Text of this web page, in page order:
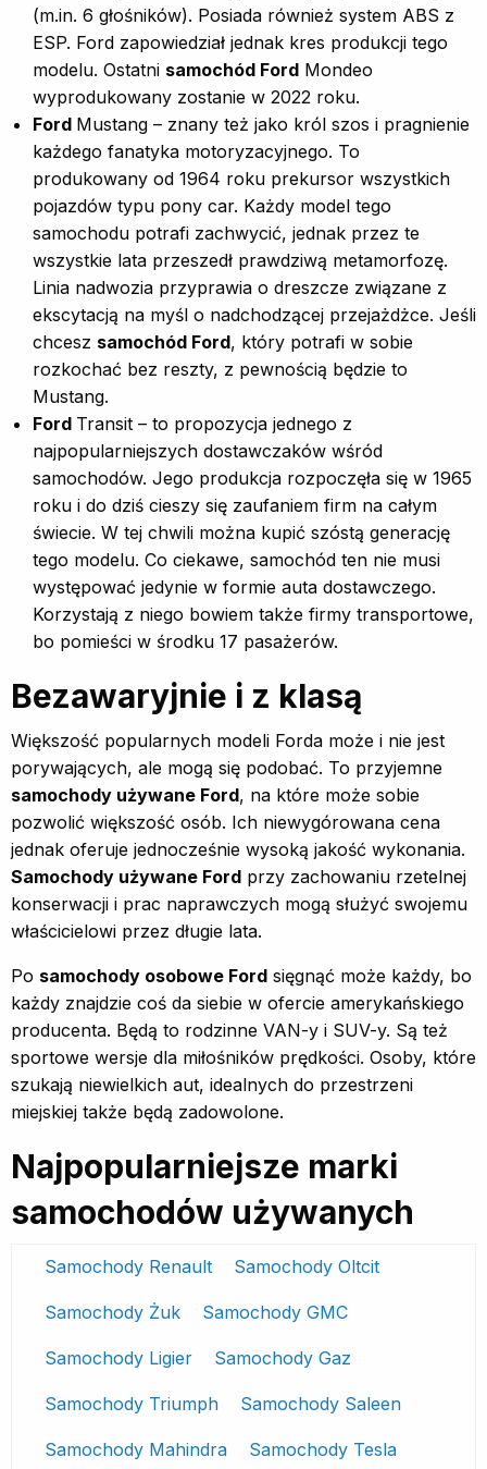
(m.in. 6 głośników). Posiada również system ABS z
ESP. Ford zapowiedział jednak kres produkcji tego
modelu. Ostatni samochód Ford Mondeo
wyprodukowany zostanie w 2022 roku.
Ford Mustang – znany też jako król szos i pragnienie
każdego fanatyka motoryzacyjnego. To
produkowany od 1964 roku prekursor wszystkich
pojazdów typu pony car. Każdy model tego
samochodu potrafi zachwycić, jednak przez te
wszystkie lata przeszedł prawdziwą metamorfozę.
Linia nadwozia przyprawia o dreszcze związane z
ekscytacją na myśl o nadchodzącej przejażdżce. Jeśli
chcesz samochód Ford, który potrafi w sobie
rozkochać bez reszty, z pewnością będzie to
Mustang.
Ford Transit – to propozycja jednego z
najpopularniejszych dostawczaków wśród
samochodów. Jego produkcja rozpoczęła się w 1965
roku i do dziś cieszy się zaufaniem firm na całym
świecie. W tej chwili można kupić szóstą generację
tego modelu. Co ciekawe, samochód ten nie musi
występować jedynie w formie auta dostawczego.
Korzystają z niego bowiem także firmy transportowe,
bo pomieści w środku 17 pasażerów.
Bezawaryjnie i z klasą
Większość popularnych modeli Forda może i nie jest
porywających, ale mogą się podobać. To przyjemne
samochody używane Ford, na które może sobie
pozwolić większość osób. Ich niewygórowana cena
jednak oferuje jednocześnie wysoką jakość wykonania.
Samochody używane Ford przy zachowaniu rzetelnej
konserwacji i prac naprawczych mogą służyć swojemu
właścicielowi przez długie lata.
Po samochody osobowe Ford sięgnąć może każdy, bo
każdy znajdzie coś da siebie w ofercie amerykańskiego
producenta. Będą to rodzinne VAN-y i SUV-y. Są też
sportowe wersje dla miłośników prędkości. Osoby, które
szukają niewielkich aut, idealnych do przestrzeni
miejskiej także będą zadowolone.
Najpopularniejsze marki
samochodów używanych
Samochody Renault Samochody Oltcit
Samochody Żuk Samochody GMC
Samochody Ligier Samochody Gaz
Samochody Triumph Samochody Saleen
Samochody Mahindra Samochody Tesla